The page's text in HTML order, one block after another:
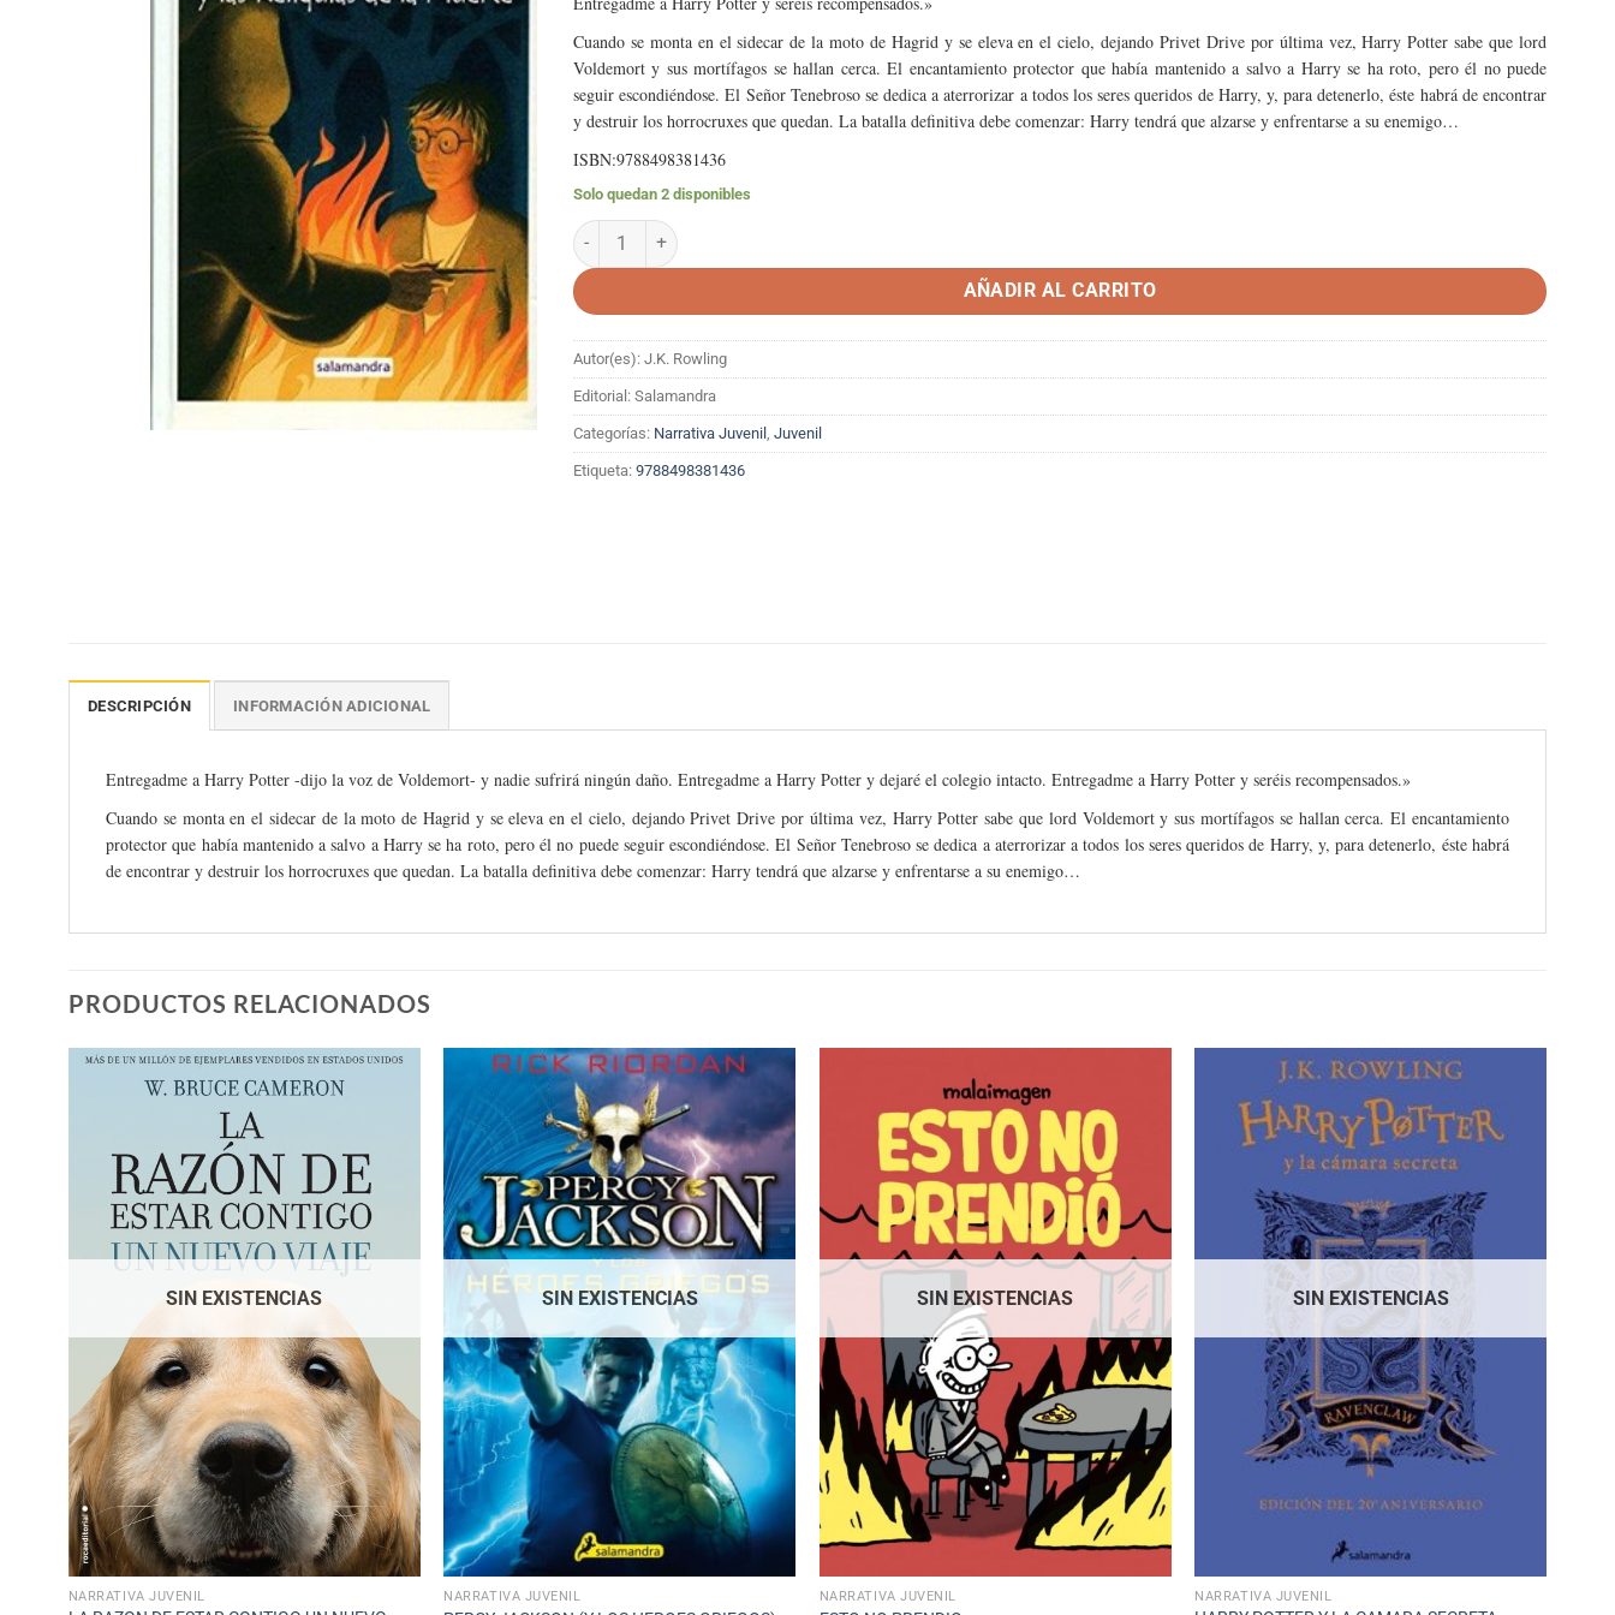
Cuando se monta en el sidecar de la moto de Hagrid y se eleva en el cielo, dejando Privet Drive por última vez, Harry Potter sabe que lord
Voldemort y sus mortífagos se hallan cerca. El encantamiento protector que había mantenido a salvo a Harry se ha roto, pero él no puede
seguir escondiéndose. El Señor Tenebroso se dedica a aterrorizar a todos los seres queridos de Harry, y, para detenerlo, éste habrá de encontrar
y destruir los horrocruxes que quedan. La batalla definitiva debe comenzar: Harry tendrá que alzarse y enfrentarse a su enemigo…
ISBN:9788498381436
Solo quedan 2 disponibles
HARRY POTTER Y LAS RELIQUIAS DE LA MUERTE (TAPA DURA) cantidad
AÑADIR AL CARRITO
Autor(es): J.K. Rowling
Editorial: Salamandra
Categorías: Narrativa Juvenil Juvenil
Etiqueta: 9788498381436
DESCRIPCIÓN INFORMACIÓN ADICIONAL
Entregadme a Harry Potter -dijo la voz de Voldemort- y nadie sufrirá ningún daño. Entregadme a Harry Potter y dejaré el colegio intacto. Entregadme a Harry Potter y seréis recompensados.»
Cuando se monta en el sidecar de la moto de Hagrid y se eleva en el cielo, dejando Privet Drive por última vez, Harry Potter sabe que lord Voldemort y sus mortífagos se hallan cerca. El encantamiento
protector que había mantenido a salvo a Harry se ha roto, pero él no puede seguir escondiéndose. El Señor Tenebroso se dedica a aterrorizar a todos los seres queridos de Harry, y, para detenerlo, éste habrá
de encontrar y destruir los horrocruxes que quedan. La batalla definitiva debe comenzar: Harry tendrá que alzarse y enfrentarse a su enemigo…
PRODUCTOS RELACIONADOS
SIN EXISTENCIAS
NARRATIVA JUVENIL
SIN EXISTENCIAS
NARRATIVA JUVENIL
SIN EXISTENCIAS
NARRATIVA JUVENIL
SIN EXISTENCIAS
NARRATIVA JUVENIL